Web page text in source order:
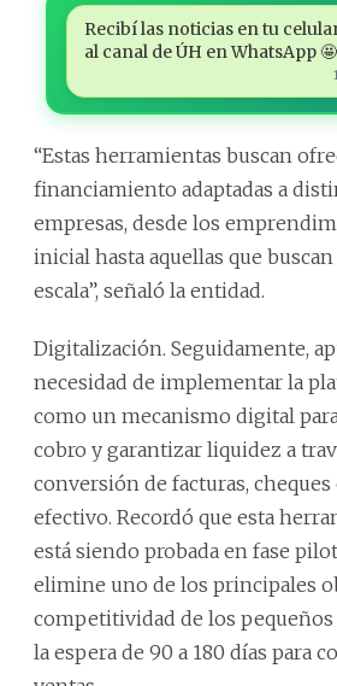
Recibí las noticias en tu
al canal de ÚH en WhatsApp 🤩
“Estas herramientas buscan
financiamiento adaptadas a
empresas, desde los
inicial hasta aquellas que
escala”, señaló la entidad.
Digitalización. Seguidamente,
necesidad de implementar la
como un mecanismo digital
cobro y garantizar liquidez a
conversión de facturas, cheques
efectivo. Recordó que esta
está siendo probada en fase
elimine uno de los principales
competitividad de los pequeños
la espera de 90 a 180 días para